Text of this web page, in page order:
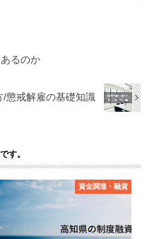
るのか
/懲戒解雇の基礎知識
す。
資⾦調達・融資
資⾦調達・融資